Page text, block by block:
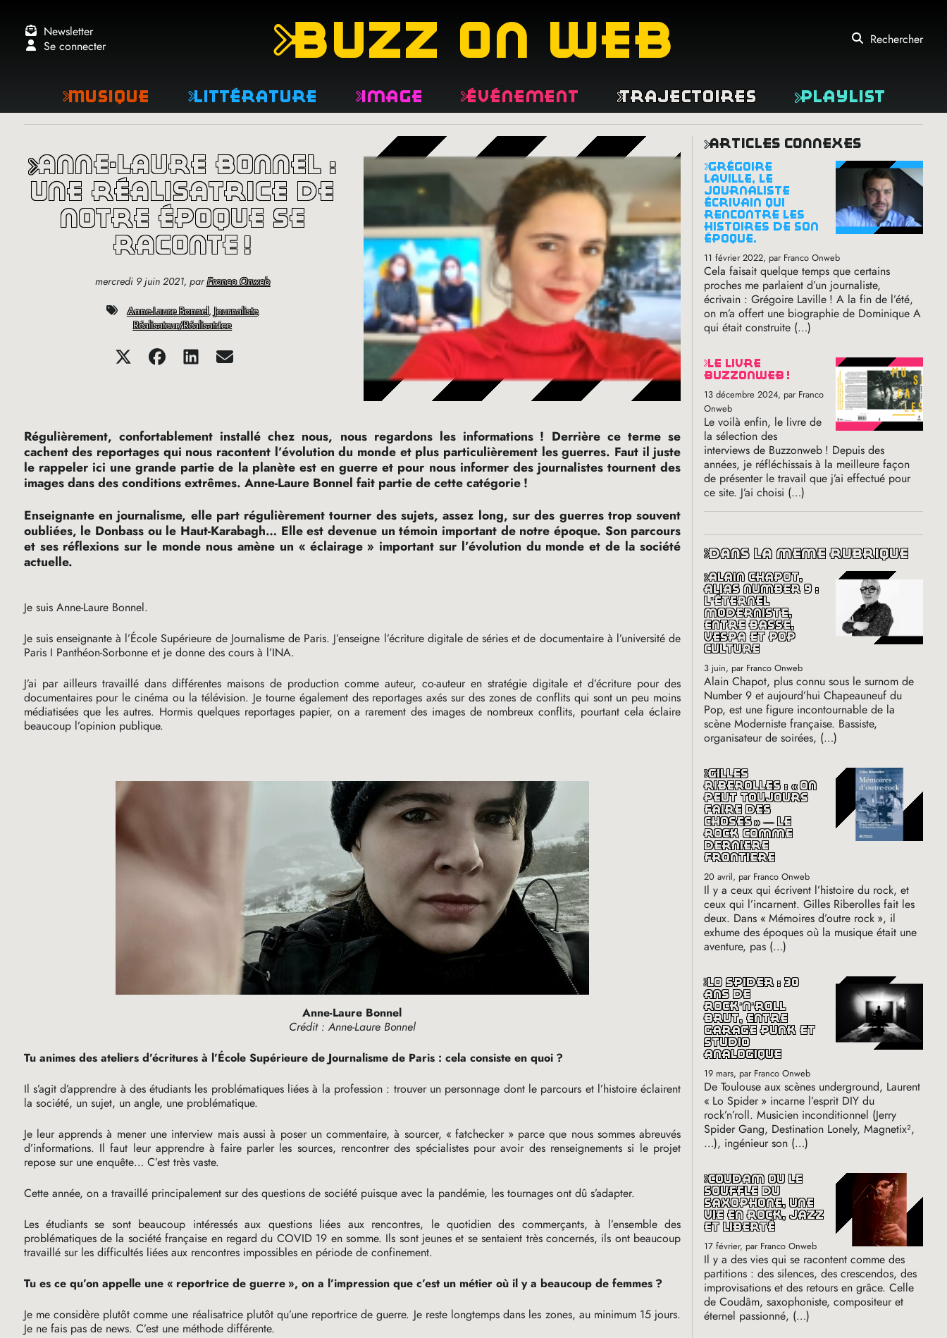
Newsletter
Se connecter
buzz on web Rechercher
Musique Littérature Image Événement Trajectoires Playlist
anne-laure bonnel :
une réalisatrice de
notre époque se
raconte !
mercredi 9 juin 2021, parFranco Onweb
Anne-Laure Bonnel, Journaliste,
Réalisateur/Réalisatrice
Régulièrement, confortablement installé chez nous, nous regardons les informations ! Derrière ce terme se
cachent des reportages qui nous racontent l’évolution du monde et plus particulièrement les guerres. Faut il juste
le rappeler ici une grande partie de la planète est en guerre et pour nous informer des journalistes tournent des
images dans des conditions extrêmes. Anne-Laure Bonnel fait partie de cette catégorie !
Enseignante en journalisme, elle part régulièrement tourner des sujets, assez long, sur des guerres trop souvent
oubliées, le Donbass ou le Haut-Karabagh… Elle est devenue un témoin important de notre époque. Son parcours
et ses réflexions sur le monde nous amène un « éclairage » important sur l’évolution du monde et de la société
actuelle.
Je suis Anne-Laure Bonnel.
Je suis enseignante à l’École Supérieure de Journalisme de Paris. J’enseigne l’écriture digitale de séries et de documentaire à l’université de
Paris I Panthéon-Sorbonne et je donne des cours à l’INA.
J’ai par ailleurs travaillé dans différentes maisons de production comme auteur, co-auteur en stratégie digitale et d’écriture pour des
documentaires pour le cinéma ou la télévision. Je tourne également des reportages axés sur des zones de conflits qui sont un peu moins
médiatisées que les autres. Hormis quelques reportages papier, on a rarement des images de nombreux conflits, pourtant cela éclaire
beaucoup l’opinion publique.
Anne-Laure Bonnel
Crédit : Anne-Laure Bonnel
Tu animes des ateliers d’écritures à l’École Supérieure de Journalisme de Paris : cela consiste en quoi ?
Il s’agit d’apprendre à des étudiants les problématiques liées à la profession : trouver un personnage dont le parcours et l’histoire éclairent
la société, un sujet, un angle, une problématique.
Je leur apprends à mener une interview mais aussi à poser un commentaire, à sourcer, « fatchecker » parce que nous sommes abreuvés
d’informations. Il faut leur apprendre à faire parler les sources, rencontrer des spécialistes pour avoir des renseignements si le projet
repose sur une enquête… C’est très vaste.
Cette année, on a travaillé principalement sur des questions de société puisque avec la pandémie, les tournages ont dû s’adapter.
Les étudiants se sont beaucoup intéressés aux questions liées aux rencontres, le quotidien des commerçants, à l’ensemble des
problématiques de la société française en regard du COVID19 en somme. Ils sont jeunes et se sentaient très concernés, ils ont beaucoup
travaillé sur les difficultés liées aux rencontres impossibles en période de confinement.
Tu es ce qu’on appelle une « reportrice de guerre », on a l’impression que c’est un métier où il y a beaucoup de femmes ?
Je me considère plutôt comme une réalisatrice plutôt qu’une reportrice de guerre. Je reste longtemps dans les zones, au minimum 15 jours.
Je ne fais pas de news. C’est une méthode différente.
articles connexes
grégoire
laville, le
journaliste
écrivain qui
rencontre les
histoires de son
époque.
11 février 2022, par Franco Onweb
Cela faisait quelque temps que certains
proches me parlaient d’un journaliste,
écrivain : Grégoire Laville ! A la fin de l’été,
on m’a offert une biographie de Dominique A
qui était construite (…)
le livre
buzzonweb !
13 décembre 2024, par Franco
Onweb
Le voilà enfin, le livre de
la sélection des
interviews de Buzzonweb ! Depuis des
années, je réfléchissais à la meilleure façon
de présenter le travail que j’ai effectué pour
ce site. J’ai choisi (…)
dans la même rubrique
alain chapot,
alias number 9 :
l’éternel
moderniste,
entre basse,
vespa et pop
culture
3 juin, par Franco Onweb
Alain Chapot, plus connu sous le surnom de
Number 9 et aujourd’hui Chapeauneuf du
Pop, est une figure incontournable de la
scène Moderniste française. Bassiste,
organisateur de soirées, (…)
gilles
riberolles : «on
peut toujours
faire des
choses» — le
rock comme
dernière
frontière
20 avril, par Franco Onweb
Il y a ceux qui écrivent l’histoire du rock, et
ceux qui l’incarnent. Gilles Riberolles fait les
deux. Dans « Mémoires d’outre rock », il
exhume des époques où la musique était une
aventure, pas (…)
lo spider : 30
ans de
rock’n’roll
brut, entre
garage punk et
studio
analogique
19 mars, par Franco Onweb
De Toulouse aux scènes underground, Laurent
« Lo Spider » incarne l’esprit DIY du
rock’n’roll. Musicien inconditionnel (Jerry
Spider Gang, Destination Lonely, Magnetix²,
…), ingénieur son (…)
coudâm ou le
souffle du
saxophone, une
vie en rock, jazz
et liberté
17 février, par Franco Onweb
Il y a des vies qui se racontent comme des
partitions : des silences, des crescendos, des
improvisations et des retours en grâce. Celle
de Coudâm, saxophoniste, compositeur et
éternel passionné, (…)